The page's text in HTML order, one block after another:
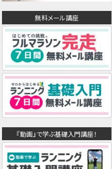
無料メール講座
『動画』で学ぶ基礎入門講座！